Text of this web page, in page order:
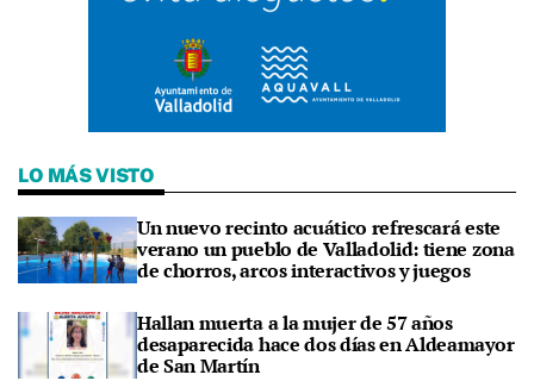
LO MÁS VISTO
Un nuevo recinto acuático refrescará este
verano un pueblo de Valladolid: tiene zona
de chorros, arcos interactivos y juegos
Hallan muerta a la mujer de 57 años
desaparecida hace dos días en Aldeamayor
de San Martín